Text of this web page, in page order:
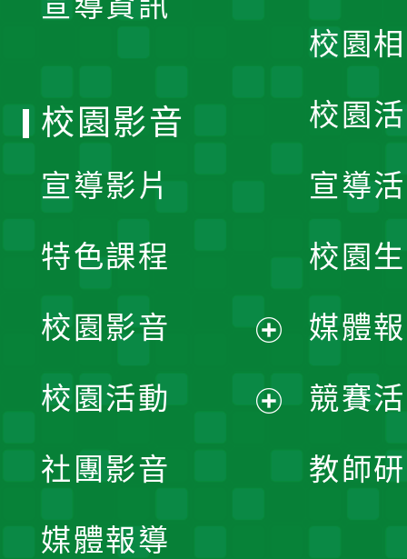
校園
校園
宣導
校園
媒體
競賽
教師
校園影音
宣導影片
特色課程
校園影音
開
校園活動
社團影音
媒體報導